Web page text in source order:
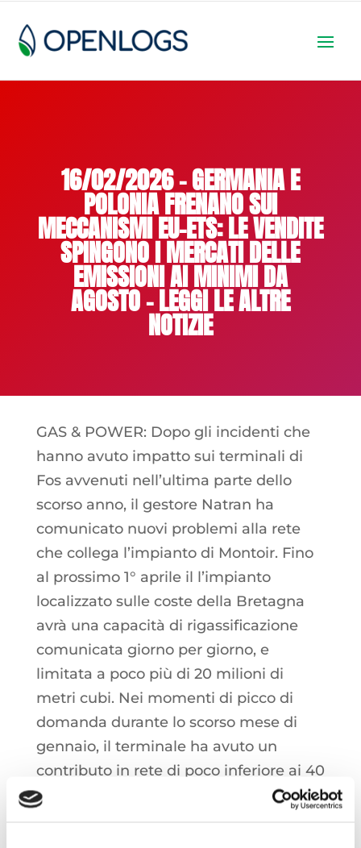
16/02/2026 – GERMANIA E
POLONIA FRENANO SUI
MECCANISMI EU-ETS: LE VENDITE
SPINGONO I MERCATI DELLE
EMISSIONI AI MINIMI DA
AGOSTO – LEGGI LE ALTRE
NOTIZIE
GAS & POWER: Dopo gli incidenti che
hanno avuto impatto sui terminali di
Fos avvenuti nell’ultima parte dello
scorso anno, il gestore Natran ha
comunicato nuovi problemi alla rete
che collega l’impianto di Montoir. Fino
al prossimo 1° aprile il l’impianto
localizzato sulle coste della Bretagna
avrà una capacità di rigassificazione
comunicata giorno per giorno, e
limitata a poco più di 20 milioni di
metri cubi. Nei momenti di picco di
domanda durante lo scorso mese di
gennaio, il terminale ha avuto un
contributo in rete di poco inferiore ai 40
milioni di metri cubi.